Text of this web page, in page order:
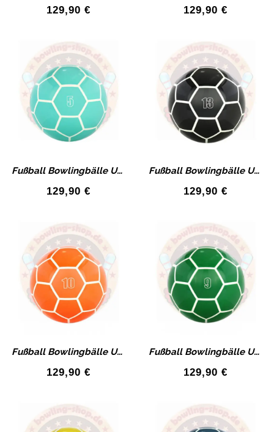
129,90 €
129,90 €
Fußball Bowlingbälle Urethan Bowlingball Hausbälle mit Bohrung
129,90 €
Fußball Bowlingbälle Urethan Bowlingball Hausbälle mit Bohrung
129,90 €
Fußball Bowlingbälle Urethan Bowlingball Hausbälle mit Bohrung
129,90 €
Fußball Bowlingbälle Urethan Bowlingball Hausbälle mit Bohrung
129,90 €